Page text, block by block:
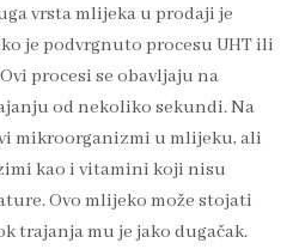
vrsta mlijeka u prodaji je
je podvrgnuto procesu UHT ili
procesi se obavljaju na
od nekoliko sekundi. Na
mikroorganizmi u mlijeku, ali
kao i vitamini koji nisu
Ovo mlijeko može stojati
trajanja mu je jako dugačak.